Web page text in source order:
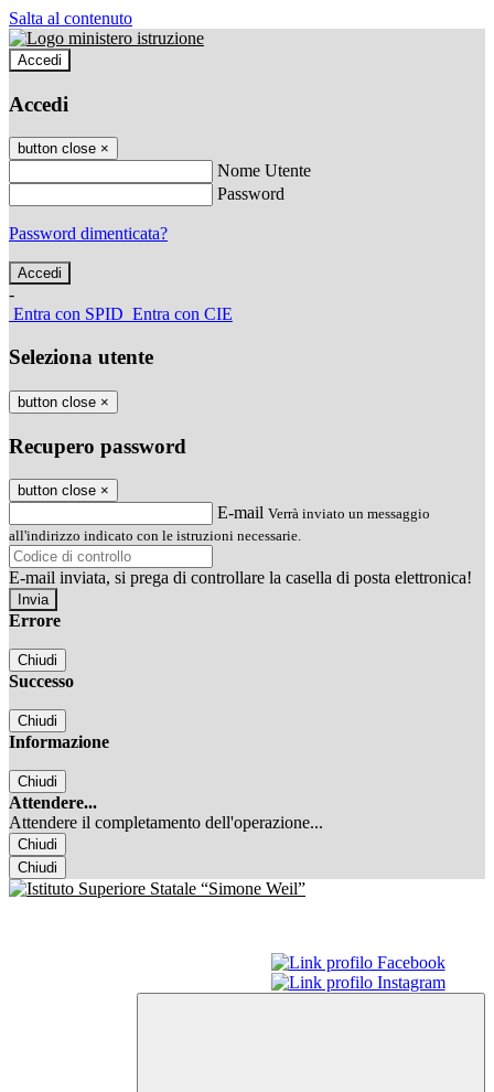
Salta al contenuto
Accedi
Accedi
button close ×
Nome Utente
Password
Password dimenticata?
-
Entra con SPID Entra con CIE
Seleziona utente
button close ×
Recupero password
button close ×
E-mail Verrà inviato un messaggio
all'indirizzo indicato con le istruzioni necessarie.
E-mail inviata, si prega di controllare la casella di posta elettronica!
Errore
Chiudi
Successo
Chiudi
Informazione
Chiudi
Attendere...
Attendere il completamento dell'operazione...
Chiudi
Chiudi